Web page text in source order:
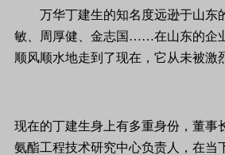
万华丁建生的知名度远逊于山东
敏、周厚健、金志国……在山东的企
顺风顺水地走到了现在，它从未被激
现在的丁建生身上有多重身份，董事
氨酯工程技术研究中心负责人，在当